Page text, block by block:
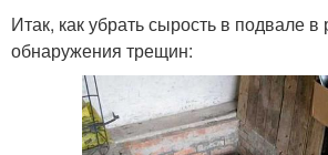
Итак, как убрать сырость в подвале в
обнаружения трещин: